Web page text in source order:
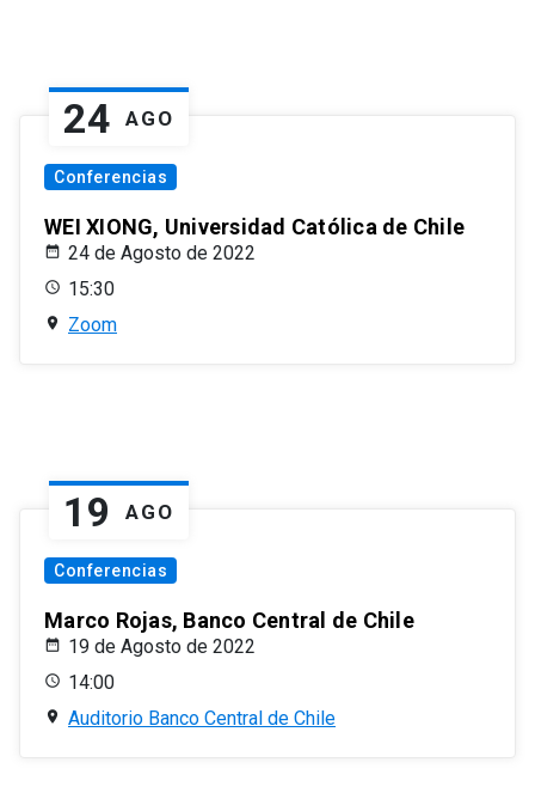
24 AGO
Conferencias
WEI XIONG, Universidad Católica de Chile
24 de Agosto de 2022
15:30
Zoom
19 AGO
Conferencias
Marco Rojas, Banco Central de Chile
19 de Agosto de 2022
14:00
Auditorio Banco Central de Chile